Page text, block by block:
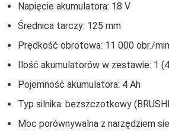
Napięcie akumulatora: 18 V
Średnica tarczy: 125 mm
Prędkość obrotowa: 11 000 obr./min
Ilość akumulatorów w zestawie: 1
Pojemność akumulatora: 4 Ah
Typ silnika: bezszczotkowy
Moc porównywalna z narzędziem